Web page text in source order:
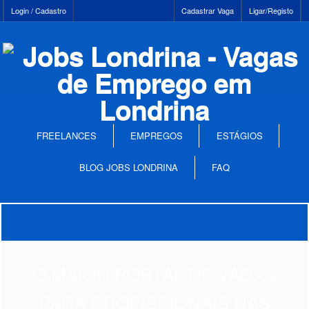
Login / Cadastro Ligar/Registo
Cadastrar Vaga
FREELANCES EMPREGOS ESTÁGIOS
BLOG JOBS LONDRINA FAQ